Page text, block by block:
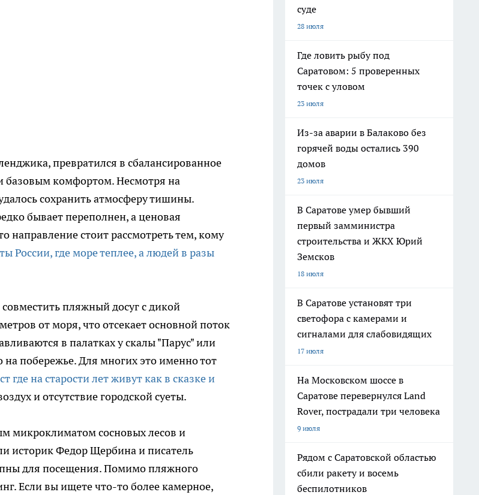
превратился в сбалансированное
базовым комфортом. Несмотря на
сохранить атмосферу тишины.
бывает переполнен, а ценовая
направление стоит рассмотреть тем, кому
России, где море теплее, а людей в разы
пляжный досуг с дикой
от моря, что отсекает основной поток
в палатках у скалы "Парус" или
побережье. Для многих это именно тот
на старости лет живут как в сказке и
и отсутствие городской суеты.
микроклиматом сосновых лесов и
историк Федор Щербина и писатель
для посещения. Помимо пляжного
Если вы ищете что-то более камерное,
суде
28 июля
Где ловить рыбу под
Саратовом: 5 проверенных
точек с уловом
23 июля
Из-за аварии в Балаково без
горячей воды остались 390
домов
23 июля
В Саратове умер бывший
первый замминистра
строительства и ЖКХ Юрий
Земсков
18 июля
В Саратове установят три
светофора с камерами и
сигналами для слабовидящих
17 июля
На Московском шоссе в
Саратове перевернулся Land
Rover, пострадали три человека
9 июля
Рядом с Саратовской областью
сбили ракету и восемь
беспилотников